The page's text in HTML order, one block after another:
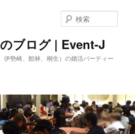
ブログ | Event-J
伊勢崎、館林、桐生）の婚活パーティー
索